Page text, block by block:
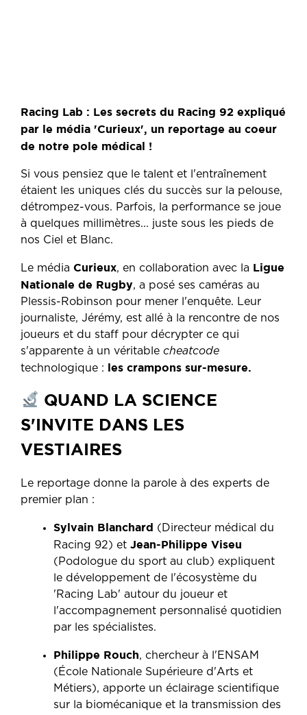
Racing Lab : Les secrets du Racing 92 expliqué
par le média 'Curieux', un reportage au coeur
de notre pole médical !
Si vous pensiez que le talent et l'entraînement
étaient les uniques clés du succès sur la pelouse,
détrompez-vous. Parfois, la performance se joue
à quelques millimètres... juste sous les pieds de
nos Ciel et Blanc.
Le média Curieux, en collaboration avec la Ligue
Nationale de Rugby, a posé ses caméras au
Plessis-Robinson pour mener l'enquête. Leur
journaliste, Jérémy, est allé à la rencontre de nos
joueurs et du staff pour décrypter ce qui
s'apparente à un véritable cheatcode
technologique : les crampons sur-mesure.
QUAND LA SCIENCE
S'INVITE DANS LES
VESTIAIRES
Le reportage donne la parole à des experts de
premier plan :
Sylvain Blanchard (Directeur médical du
Racing 92) et Jean-Philippe Viseu
(Podologue du sport au club) expliquent
le développement de l'écosystème du
'Racing Lab' autour du joueur et
l'accompagnement personnalisé quotidien
par les spécialistes.
Philippe Rouch, chercheur à l'ENSAM
(École Nationale Supérieure d'Arts et
Métiers), apporte un éclairage scientifique
sur la biomécanique et la transmission des